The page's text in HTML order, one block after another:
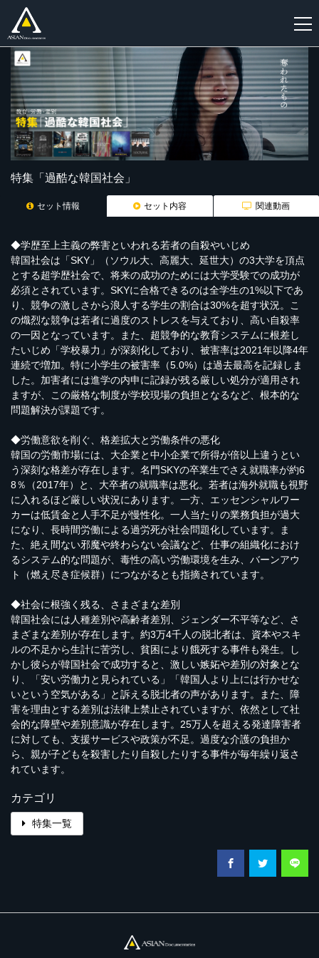
特集「過酷な韓国社会」
セット情報 セット内容 関連動画
◆学歴至上主義の弊害といわれる若者の自殺やいじめ
韓国社会は「SKY」（ソウル大、高麗大、延世大）の3大学を頂点
とする超学歴社会で、将来の成功のためには大学受験での成功が
必須とされています。SKYに合格できるのは全学生の1%以下であ
り、競争の激しさから浪人する学生の割合は30%を超す状況。こ
の熾烈な競争は若者に過度のストレスを与えており、高い自殺率
の一因となっています。また、超競争的な教育システムに根差し
たいじめ「学校暴力」が深刻化しており、被害率は2021年以降4年
連続で増加。特に小学生の被害率（5.0%）は過去最高を記録しま
した。加害者には進学の内申に記録が残る厳しい処分が適用され
ますが、この厳格な制度が学校現場の負担となるなど、根本的な
問題解決が課題です。
◆労働意欲を削ぐ、格差拡大と労働条件の悪化
韓国の労働市場には、大企業と中小企業で所得が倍以上違うとい
う深刻な格差が存在します。名門SKYの卒業生でさえ就職率が約6
8％（2017年）と、大卒者の就職率は悪化。若者は海外就職も視野
に入れるほど厳しい状況にあります。一方、エッセンシャルワー
カーは低賃金と人手不足が慢性化。一人当たりの業務負担が過大
になり、長時間労働による過労死が社会問題化しています。ま
た、絶え間ない邪魔や終わらない会議など、仕事の組織化におけ
るシステム的な問題が、毒性の高い労働環境を生み、バーンアウ
ト（燃え尽き症候群）につながるとも指摘されています。
◆社会に根強く残る、さまざまな差別
韓国社会には人種差別や高齢者差別、ジェンダー不平等など、さ
まざまな差別が存在します。約3万4千人の脱北者は、資本やスキ
ルの不足から生計に苦労し、貧困により餓死する事件も発生。し
かし彼らが韓国社会で成功すると、激しい嫉妬や差別の対象とな
り、「安い労働力と見られている」「韓国人より上には行かせな
いという空気がある」と訴える脱北者の声があります。また、障
害を理由とする差別は法律上禁止されていますが、依然として社
会的な障壁や差別意識が存在します。25万人を超える発達障害者
に対しても、支援サービスや政策が不足。過度な介護の負担か
ら、親が子どもを殺害したり自殺したりする事件が毎年繰り返さ
れています。
カテゴリ
特集一覧